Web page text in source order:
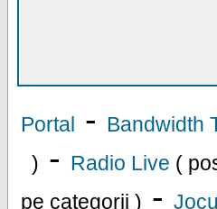
Portal - Bandwidth
) - Radio Live (
pe categorii ) -